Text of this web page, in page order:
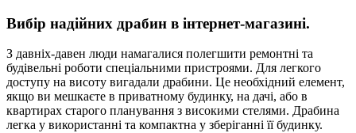
Вибір надійних драбин в інтернет-магазині.
З давніх-давен люди намагалися полегшити ремонтні та
будівельні роботи спеціальними пристроями. Для легкого
доступу на висоту вигадали драбини. Це необхідний елемент,
якщо ви мешкаєте в приватному будинку, на дачі, або в
квартирах старого планування з високими стелями. Драбина
легка у використанні та компактна у зберіганні її будинку.